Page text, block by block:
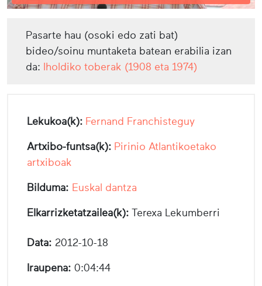
Pasarte hau (osoki edo zati bat)
bideo/soinu muntaketa batean erabilia izan
da: Iholdiko toberak (1908 eta 1974)
Lekukoa(k): Fernand Franchisteguy
Artxibo-funtsa(k): Pirinio Atlantikoetako
artxiboak
Bilduma: Euskal dantza
Elkarrizketatzailea(k): Terexa Lekumberri
Data: 2012-10-18
Iraupena: 0:04:44